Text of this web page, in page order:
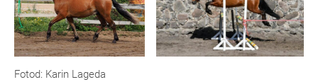
Fotod: Karin Lageda